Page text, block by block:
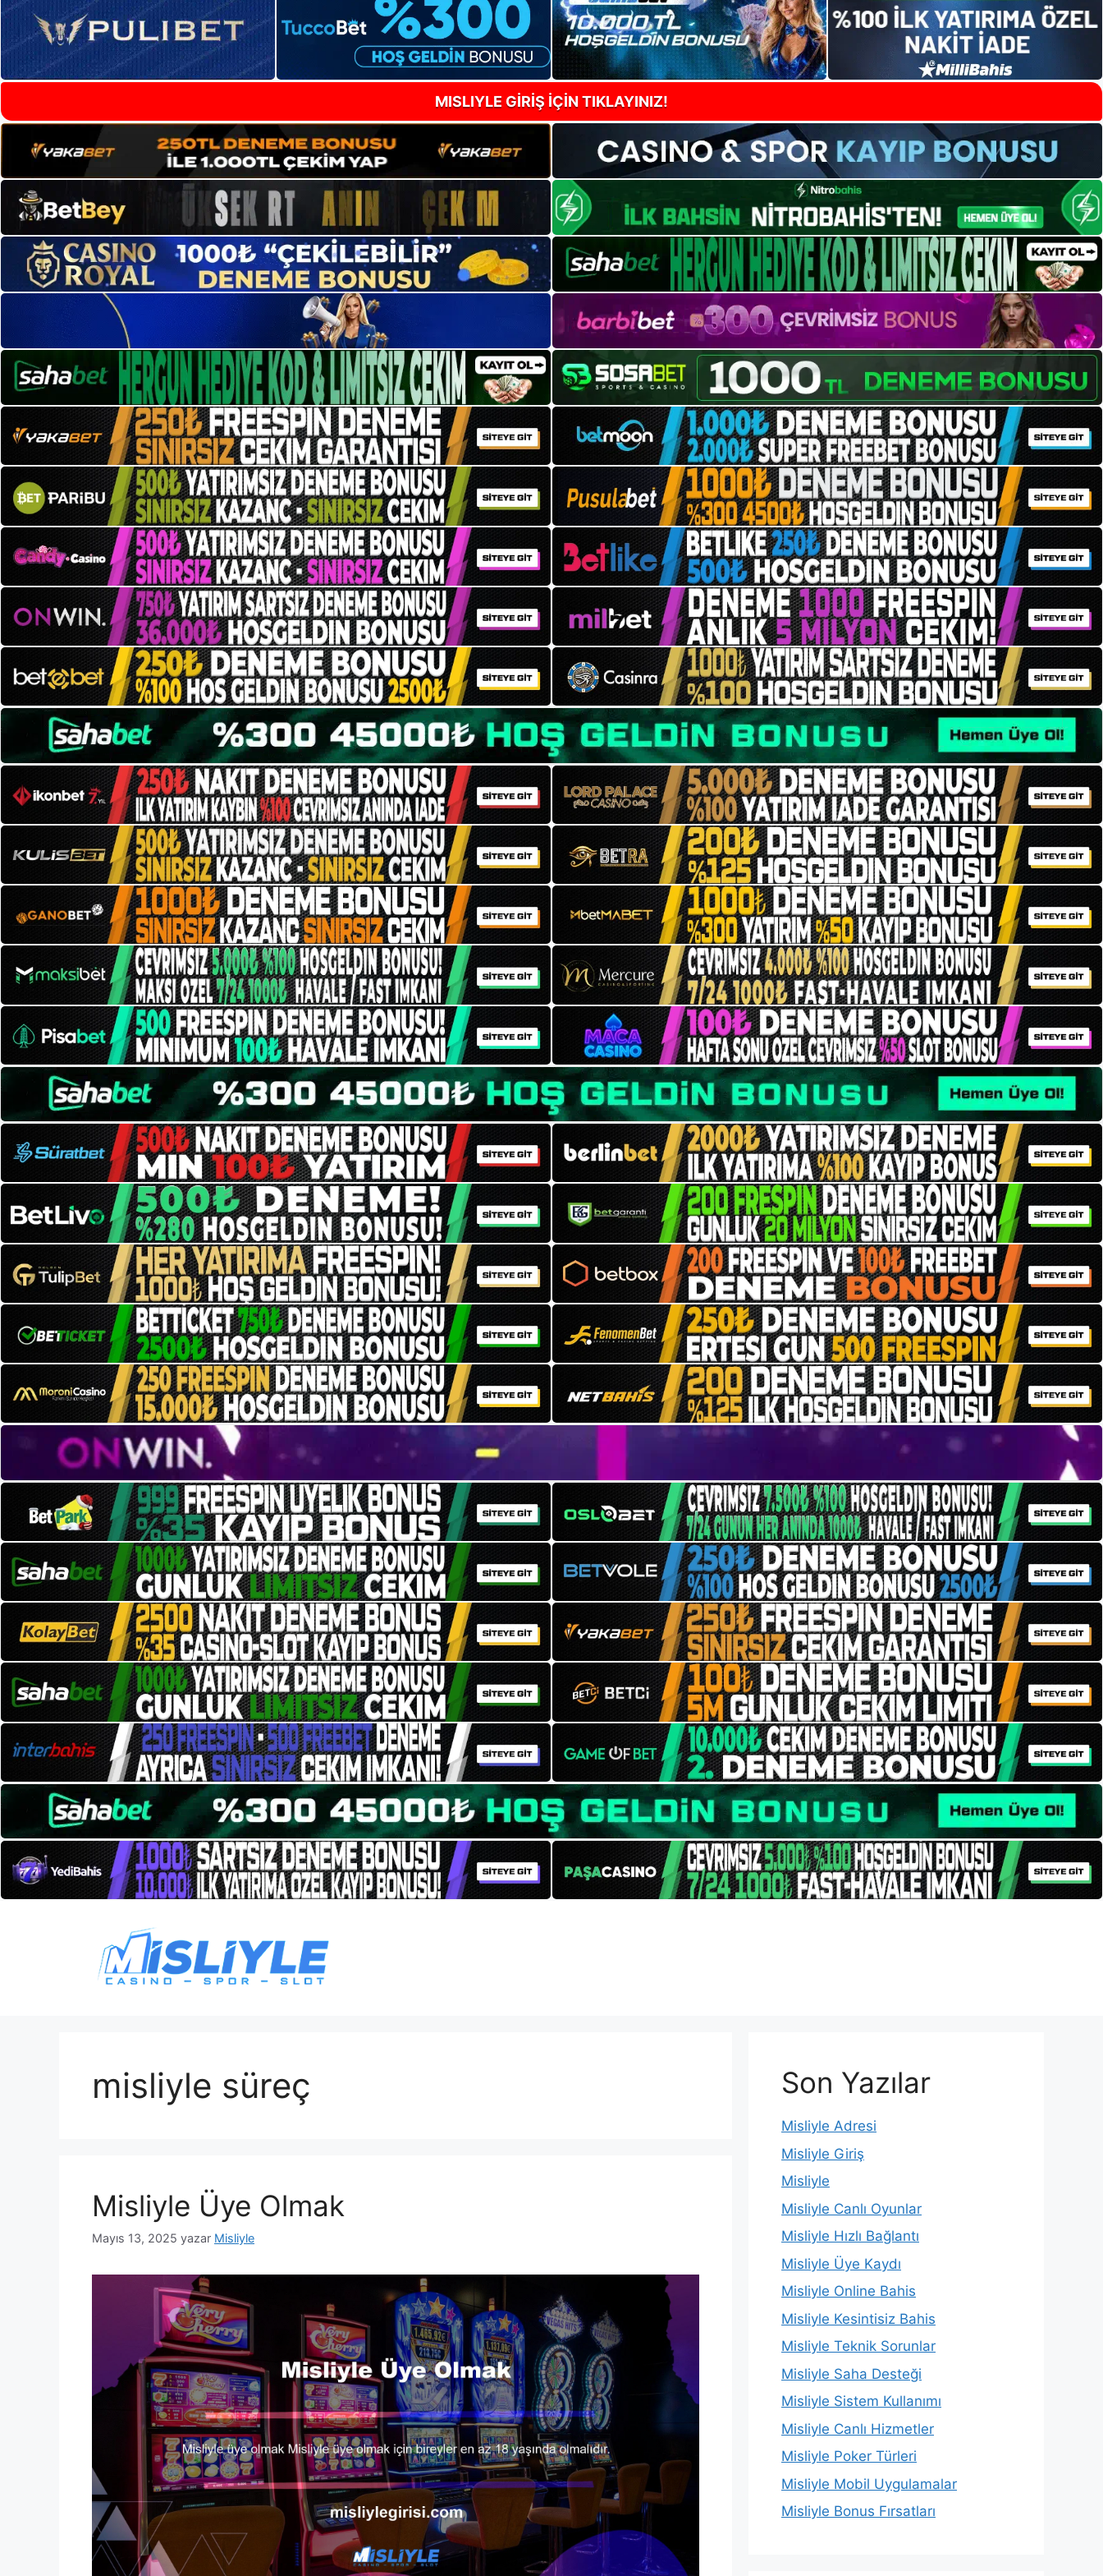
MISLIYLE GİRİŞ İÇİN TIKLAYINIZ!
misliyle süreç
Misliyle Üye Olmak
Mayıs 13, 2025 yazar Misliyle
Son Yazılar
Misliyle Adresi
Misliyle Giriş
Misliyle
Misliyle Canlı Oyunlar
Misliyle Hızlı Bağlantı
Misliyle Üye Kaydı
Misliyle Online Bahis
Misliyle Kesintisiz Bahis
Misliyle Teknik Sorunlar
Misliyle Saha Desteği
Misliyle Sistem Kullanımı
Misliyle Canlı Hizmetler
Misliyle Poker Türleri
Misliyle Mobil Uygulamalar
Misliyle Bonus Fırsatları